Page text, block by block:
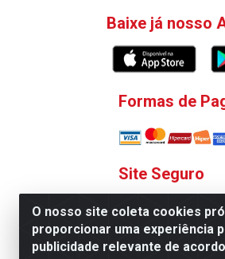
O nosso site coleta cookies
proporcionar uma experiência
publicidade relevante de
Baixe já nosso
Formas de
Site Seguro